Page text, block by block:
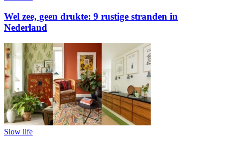
Wel zee, geen drukte: 9 rustige stranden in
Nederland
Slow life